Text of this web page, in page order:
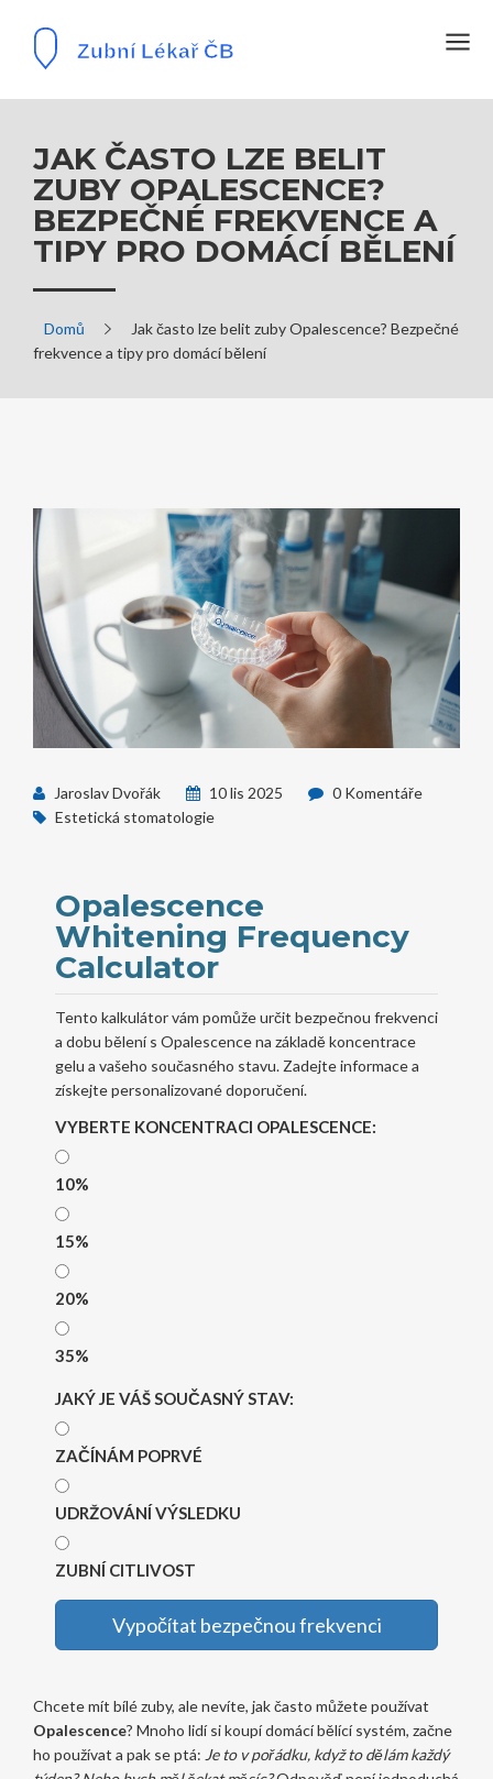
JAK ČASTO LZE BELIT
ZUBY OPALESCENCE?
BEZPEČNÉ FREKVENCE A
TIPY PRO DOMÁCÍ BĚLENÍ
Domů
Jak často lze belit zuby Opalescence? Bezpečné
frekvence a tipy pro domácí bělení
Jaroslav Dvořák 10 lis 2025
0 Komentáře
Estetická stomatologie
Opalescence
Whitening Frequency
Calculator
Tento kalkulátor vám pomůže určit bezpečnou frekvenci
a dobu bělení s Opalescence na základě koncentrace
gelu a vašeho současného stavu. Zadejte informace a
získejte personalizované doporučení.
VYBERTE KONCENTRACI OPALESCENCE:
10%
15%
20%
35%
JAKÝ JE VÁŠ SOUČASNÝ STAV:
ZAČÍNÁM POPRVÉ
UDRŽOVÁNÍ VÝSLEDKU
ZUBNÍ CITLIVOST
Vypočítat bezpečnou frekvenci
Chcete mít bílé zuby, ale nevíte, jak často můžete používat
Opalescence? Mnoho lidí si koupí domácí bělící systém, začne
ho používat a pak se ptá: Je to v pořádku, když to dělám každý